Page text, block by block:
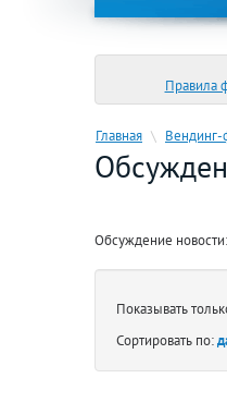
Правила
Главная \
Обсуждение новости:
Показывать
Сортировать по: